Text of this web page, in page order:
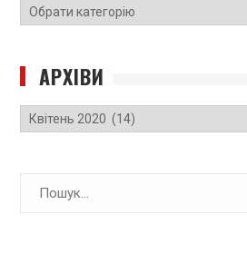
РОЗДІЛИ
САЙТУ
АРХІВИ
Архіви
Search